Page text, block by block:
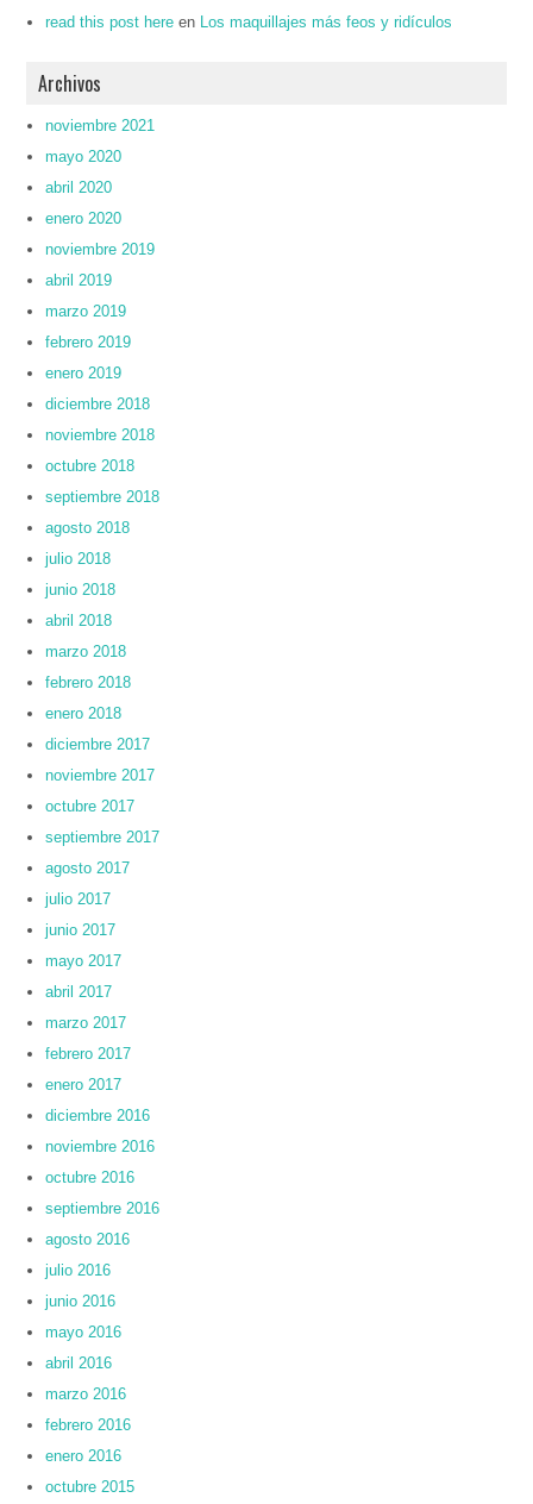
read this post here en Los maquillajes más feos y ridículos
Archivos
noviembre 2021
mayo 2020
abril 2020
enero 2020
noviembre 2019
abril 2019
marzo 2019
febrero 2019
enero 2019
diciembre 2018
noviembre 2018
octubre 2018
septiembre 2018
agosto 2018
julio 2018
junio 2018
abril 2018
marzo 2018
febrero 2018
enero 2018
diciembre 2017
noviembre 2017
octubre 2017
septiembre 2017
agosto 2017
julio 2017
junio 2017
mayo 2017
abril 2017
marzo 2017
febrero 2017
enero 2017
diciembre 2016
noviembre 2016
octubre 2016
septiembre 2016
agosto 2016
julio 2016
junio 2016
mayo 2016
abril 2016
marzo 2016
febrero 2016
enero 2016
octubre 2015